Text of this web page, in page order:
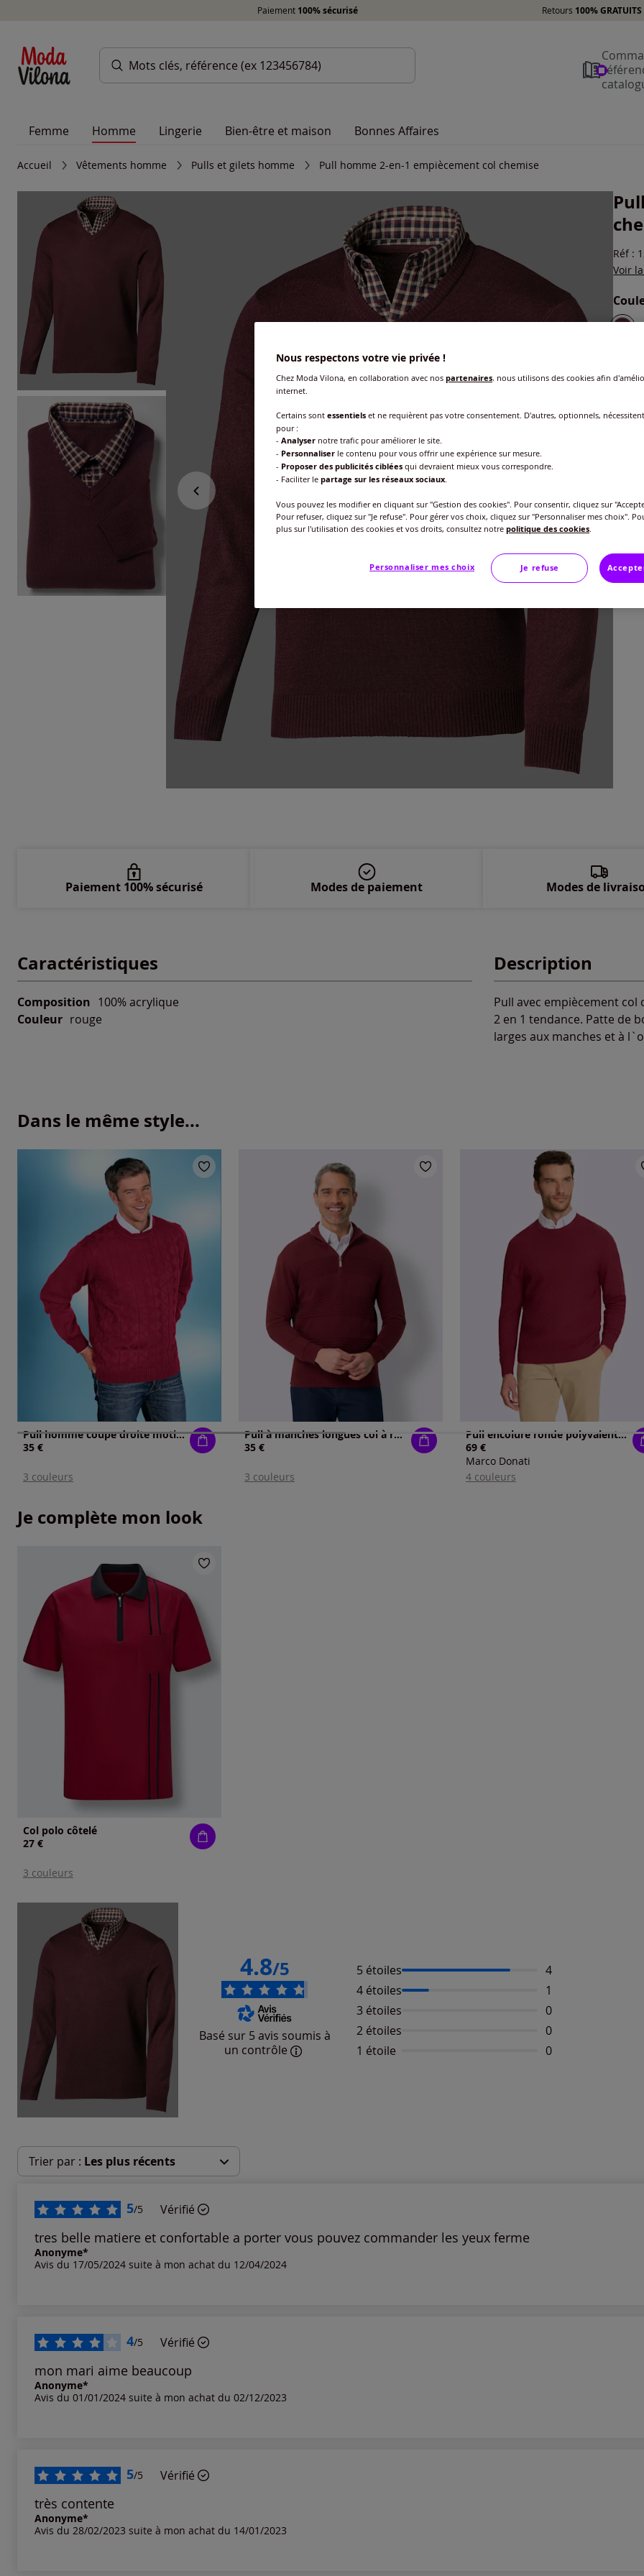
Paiement 100% sécurisé Retours 100%
Femme Homme Lingerie Bien-être et maison Bonnes Affaires
Accueil Vêtements homme Pulls et gilets homme Pull homme 2-en-1 empiècement col chemise
Réf :
Voir
52
54
Caractéristiques
Composition 100% acrylique
Couleur rouge
Description
Pull avec empiècement
2 en 1 tendance. Patte de
larges aux manches et à
Paiement 100% sécurisé Modes de paiement Modes de
Dans le même style...
Pull homme coupe droite motif tricoté à losanges
35 €
3 couleurs
Pull à manches longues col à revers élégant
35 €
3 couleurs
Pull encolure ronde polyvalent et pratique
69 €
Marco Donati
4 couleurs
Je complète mon look
Col polo côtelé
27 €
3 couleurs
4.8/5
Basé sur 5 avis soumis à
un contrôle
5 étoiles Nombre d'avis :
4
4 étoiles
Nombre d'avis :
1
3 étoiles
Aucun avis
0
2 étoiles
Aucun avis
0
1 étoile
Aucun avis
0
Trier par : Les plus récents
Les plus anciens
5/5 Vérifié
tres belle matiere et confortable a porter vous pouvez commander les yeux ferme
Anonyme*
Avis du 17/05/2024 suite à mon achat du 12/04/2024
4/5 Vérifié
mon mari aime beaucoup
Anonyme*
Avis du 01/01/2024 suite à mon achat du 02/12/2023
5/5 Vérifié
très contente
Anonyme*
Avis du 28/02/2023 suite à mon achat du 14/01/2023
Nous respectons votre vie privée !
Chez Moda Vilona, en collaboration avec nos partenaires, nous utilisons des cookies afin
internet.
Certains sont essentiels et ne requièrent pas votre consentement. D'autres, optionnels,
pour :
- Analyser notre trafic pour améliorer le site.
- Personnaliser le contenu pour vous offrir une expérience sur mesure.
- Proposer des publicités ciblées qui devraient mieux vous correspondre.
- Faciliter le partage sur les réseaux sociaux.
Vous pouvez les modifier en cliquant sur "Gestion des cookies". Pour consentir, cliquez sur
Pour refuser, cliquez sur "Je refuse". Pour gérer vos choix, cliquez sur "Personnaliser mes choix".
plus sur l'utilisation des cookies et vos droits, consultez notre politique des cookies.
Personnaliser mes choix Je refuse